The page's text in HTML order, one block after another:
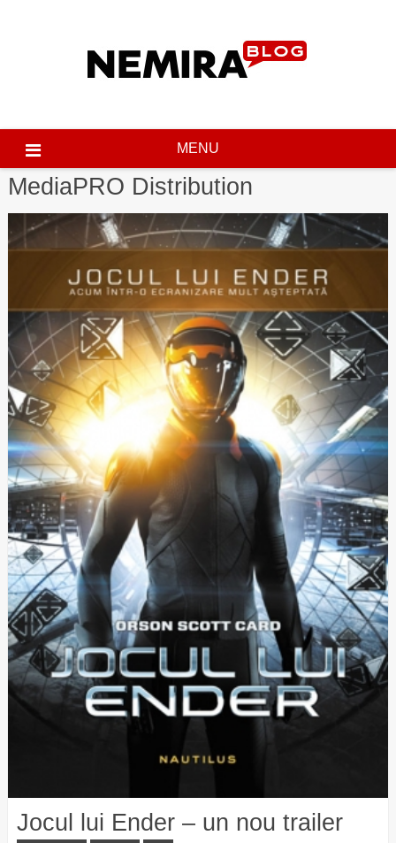
MENU
MediaPRO Distribution
Jocul lui Ender – un nou trailer